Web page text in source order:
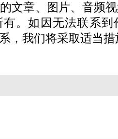
文章、图片、音频
。如因无法联系到
系，我们将采取适